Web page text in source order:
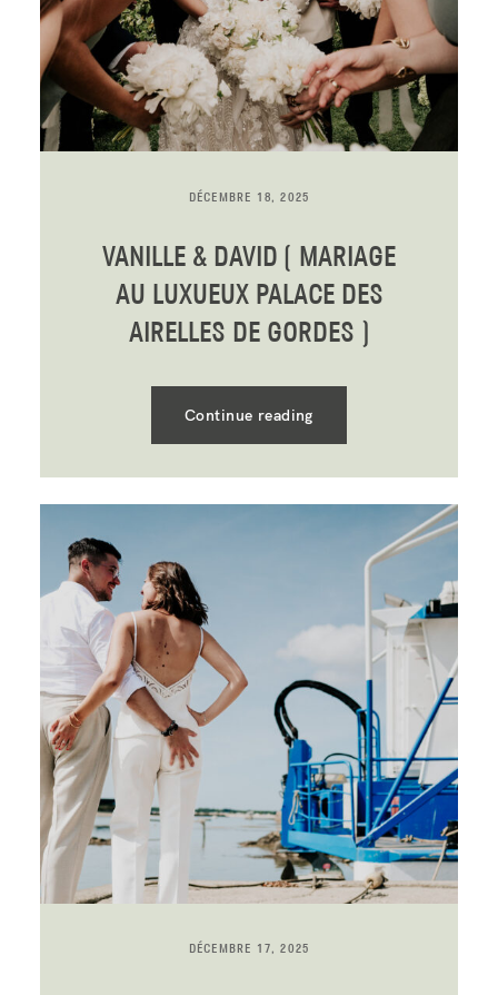
DÉCEMBRE 18, 2025
VANILLE & DAVID ( MARIAGE
AU LUXUEUX PALACE DES
AIRELLES DE GORDES )
Continue reading
DÉCEMBRE 17, 2025